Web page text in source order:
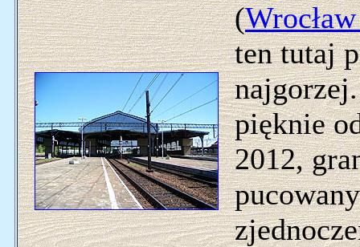
(
ten tutaj
pięknie
2012,